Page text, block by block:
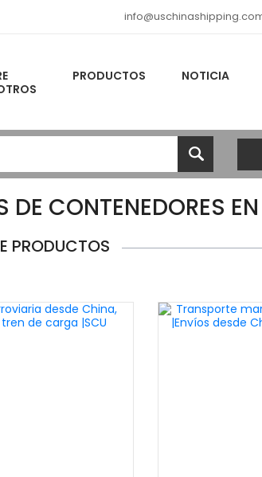
PRODUCTOS NOTICIA
DE CONTENEDORES
PRODUCTOS